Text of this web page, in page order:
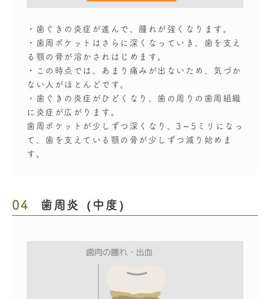
・歯ぐきの炎症が進んで、腫れが強くなります。
・歯周ポケットはさらに深くなっていき、歯を支え
る顎の骨が溶かされはじめます。
・この時点では、あまり痛みが出ないため、気づか
ない人がほとんどです。
・歯ぐきの炎症がひどくなり、歯の周りの歯周組織
に炎症が広がります。
歯周ポケットが少しずつ深くなり、3～5ミリになっ
て、歯を支えている顎の骨が少しずつ減り始めま
す。
04 歯周炎（中度）